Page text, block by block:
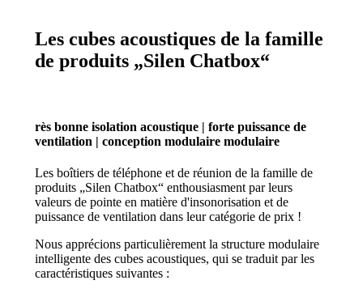
Les cubes acoustiques de la famille
de produits „Silen Chatbox“
rès bonne isolation acoustique | forte puissance de
ventilation | conception modulaire modulaire
Les boîtiers de téléphone et de réunion de la famille de
produits „Silen Chatbox“ enthousiasment par leurs
valeurs de pointe en matière d'insonorisation et de
puissance de ventilation dans leur catégorie de prix !
Nous apprécions particulièrement la structure modulaire
intelligente des cubes acoustiques, qui se traduit par les
caractéristiques suivantes :